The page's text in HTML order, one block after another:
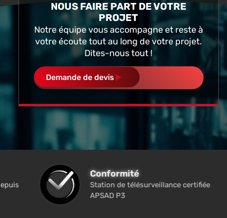
NOUS FAIRE PART DE VOTRE
PROJET
Notre équipe vous accompagne et reste à
votre écoute tout au long de votre projet.
Dites-nous tout !
Demande de devis
Conformité
Station de télésurveillance certifiée
APSAD P3